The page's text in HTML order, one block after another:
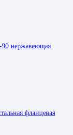
нержавеющая
фланцевая